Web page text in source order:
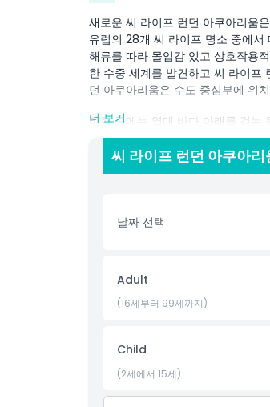
새로운 씨 라이프 런던 아쿠아리움
유럽의 28개 씨 라이프 명소 중에
해류를 따라 몰입감 있고 상호작용
한 수중 세계를 발견하고 씨 라이프
던 아쿠아리움은 수도 중심부에 위
여행 중에는 열대 바다 아래를 걷는
먹이 주기, 다이빙 쇼 관람, 만져볼
마, 문어, 얼룩상어, 인기 많은 흰동
미끄러져 지나가는 모습을 감상하
이스까지 열대 우림 동물들도 만날
해보세요. 씨 라이프는 라이브 먹
만 명이 해양 세계의 경이를 발견
하이라이트
포함 사항
운영 시간
더 보기
씨 라이프 런던 아쿠아리
날짜 선택
Adult
(16세부터 99세까지)
Child
(2세에서 15세)